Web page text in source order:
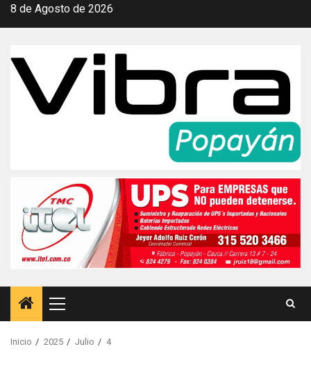
Saltar
8 de Agosto de 2026
Menú
principal
Inicio 2025 Julio 4